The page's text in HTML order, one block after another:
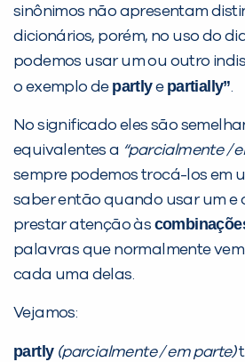
sinônimos não apresentam
dicionários, porém, no uso do
podemos usar um ou outro
o exemplo de partlye partially”.
No significado eles são
equivalentes a “parcialmente /
sempre podemos trocá-los em
saber então quando usar um e
prestar atenção às
palavras que normalmente
cada uma delas.
Vejamos:
partly (parcialmente / em parte)
PEÇA UMA
Não encontramos
inFlux nesta cidade ou